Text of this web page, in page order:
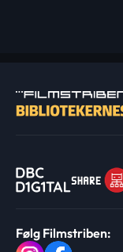
Følg Filmstriben: